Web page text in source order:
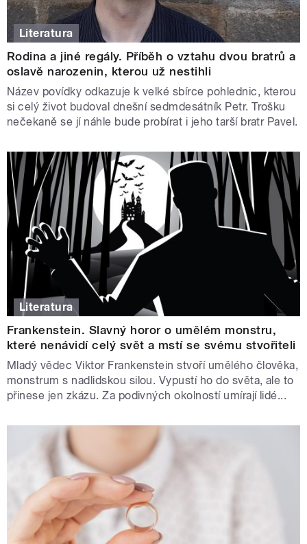
Literatura
Rodina a jiné regály. Příběh o vztahu dvou bratrů a
oslavě narozenin, kterou už nestihli
Název povídky odkazuje k velké sbírce pohlednic, kterou
si celý život budoval dnešní sedmdesátník Petr. Trošku
nečekaně se jí náhle bude probírat i jeho tarší bratr Pavel.
Literatura
Frankenstein. Slavný horor o umělém monstru,
které nenávidí celý svět a mstí se svému stvořiteli
Mladý vědec Viktor Frankenstein stvoří umělého člověka,
monstrum s nadlidskou silou. Vypustí ho do světa, ale to
přinese jen zkázu. Za podivných okolností umírají lidé...